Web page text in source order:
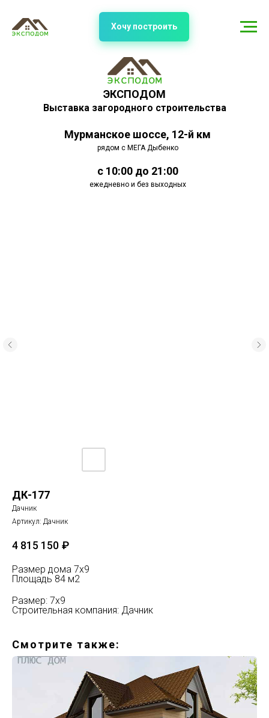
ЭКСПОДОМ
Выставка загородного строительства
Мурманское шоссе, 12-й км
рядом с МЕГА Дыбенко
с 10:00 до 21:00
ежедневно и без выходных
Хочу построить
ДК-177
Дачник
Артикул: Дачник
4 815 150 ₽
Размер дома 7х9
Площадь 84 м2
Размер: 7х9
Строительная компания: Дачник
Смотрите также: